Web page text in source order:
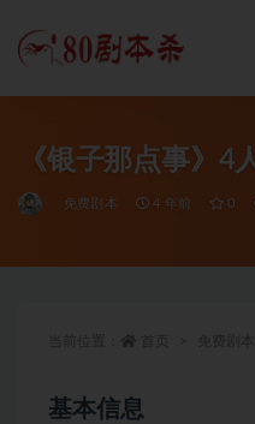
《银子那点事》4
免费剧本 4 年前 0
基本信息